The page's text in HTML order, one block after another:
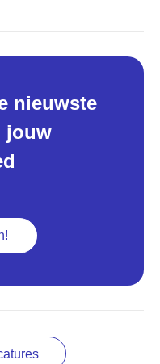
nieuwste
jouw